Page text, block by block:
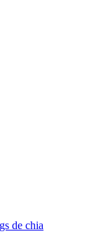
de chia